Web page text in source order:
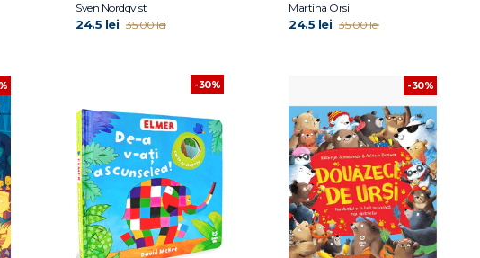
Sven Nordqvist
24.5 lei 35.00 lei
Martina Orsi
24.5 lei 35.00 lei
-30% -30%